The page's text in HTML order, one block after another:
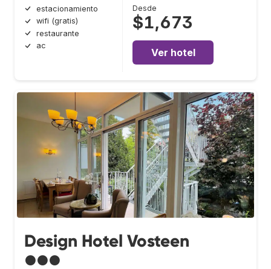
estacionamiento
wifi (gratis)
restaurante
ac
Desde
$1,673
Ver hotel
Design Hotel Vosteen
●●●